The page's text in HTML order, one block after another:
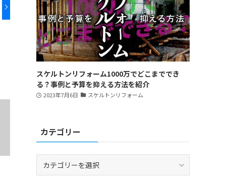
スケルトンリフォーム1000万でどこまででき
る？事例と予算を抑える方法を紹介
2023年7月6日 スケルトンリフォーム
カテゴリー